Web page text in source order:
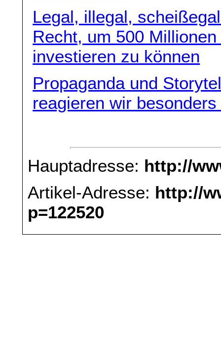
Legal, illegal,
Recht, um 500
investieren zu können
Propaganda und
reagieren wir
Hauptadresse: http://
Artikel-Adresse: http://
p=122520